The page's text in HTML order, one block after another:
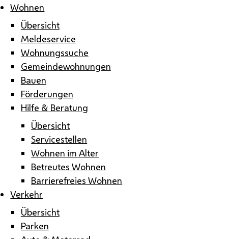
Wohnen
Übersicht
Meldeservice
Wohnungssuche
Gemeindewohnungen
Bauen
Förderungen
Hilfe & Beratung
Übersicht
Servicestellen
Wohnen im Alter
Betreutes Wohnen
Barrierefreies Wohnen
Verkehr
Übersicht
Parken